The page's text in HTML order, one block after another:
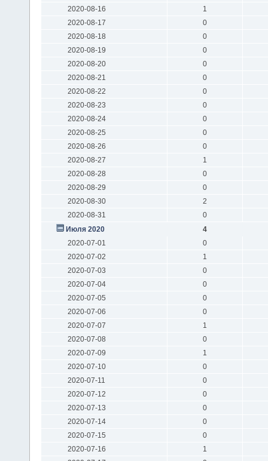
2020-08-16
1
2020-08-17
0
2020-08-18
0
2020-08-19
0
2020-08-20
0
2020-08-21
0
2020-08-22
0
2020-08-23
0
2020-08-24
0
2020-08-25
0
2020-08-26
0
2020-08-27
1
2020-08-28
0
2020-08-29
0
2020-08-30
2
2020-08-31
0
Июля 2020
4
2020-07-01
0
2020-07-02
1
2020-07-03
0
2020-07-04
0
2020-07-05
0
2020-07-06
0
2020-07-07
1
2020-07-08
0
2020-07-09
1
2020-07-10
0
2020-07-11
0
2020-07-12
0
2020-07-13
0
2020-07-14
0
2020-07-15
0
2020-07-16
1